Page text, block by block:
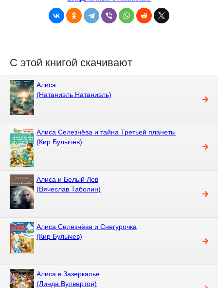
С этой книгой скачивают
Алиса
(Натаниэль Натаниэль)
Алиса Селезнёва и тайна Третьей планеты
(Кир Булычев)
Алиса и Белый Лев
(Вячеслав Таболин)
Алиса Селезнёва и Снегурочка
(Кир Булычев)
Алиса в Зазеркалье
(Линда Вулвертон)